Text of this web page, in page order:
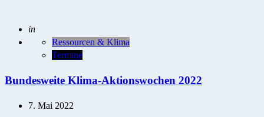
Geschrieben
in
Ressourcen & Klima
Termine
Bundesweite Klima-Aktionswochen 2022
7. Mai 2022